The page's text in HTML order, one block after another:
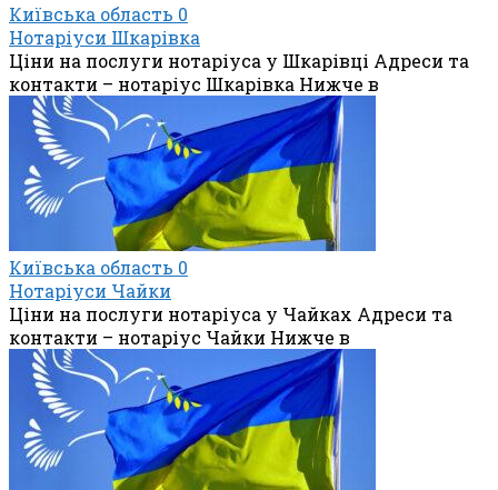
Київська область 0
Нотаріуси Шкарівка
Ціни на послуги нотаріуса у Шкарівці Адреси та
контакти – нотаріус Шкарівка Нижче в
Київська область 0
Нотаріуси Чайки
Ціни на послуги нотаріуса у Чайках Адреси та
контакти – нотаріус Чайки Нижче в